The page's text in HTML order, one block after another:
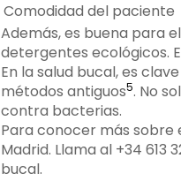
Comodidad del paciente
Además, es buena para
detergentes ecológicos.
En la salud bucal, es
métodos antiguos5. No
contra bacterias.
Para conocer más
Madrid. Llama al +34
bucal.